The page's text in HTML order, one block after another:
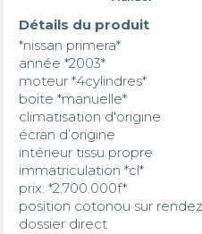
Détails du produit
*nissan primera*
année *2003*
moteur *4cylindres*
boite *manuelle*
climatisation d'origine
écran d’origine
intérieur tissu propre
immatriculation *cl*
prix: *2.700.000f*
position cotonou sur
dossier direct